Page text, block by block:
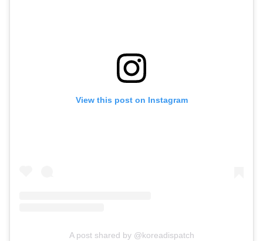
View this post on Instagram
A post shared by @koreadispatch